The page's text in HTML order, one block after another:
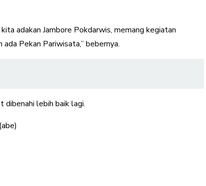
adakan Jambore Pokdarwis, memang kegiatan
Pekan Pariwisata,” bebernya.
dibenahi lebih baik lagi.